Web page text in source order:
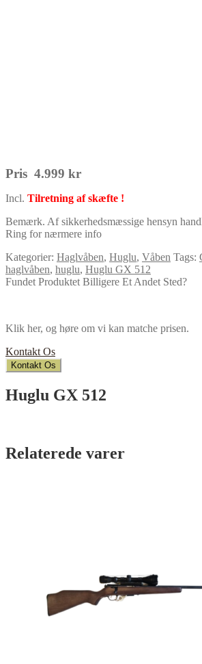
Pris 4.999 kr
Incl. Tilretning af skæfte !
Bemærk. Af sikkerhedsmæssige hensyn
Ring for nærmere info
Kategorier: Haglvåben, Huglu, Våben Tags:
haglvåben, huglu, Huglu GX 512
Fundet Produktet Billigere Et Andet Sted?
Klik her, og høre om vi kan matche prisen.
Kontakt Os
Kontakt Os
Huglu GX 512
Relaterede varer